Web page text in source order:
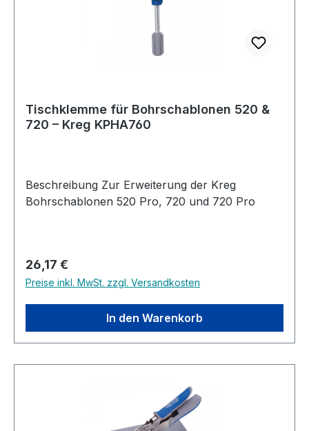
Tischklemme für Bohrschablonen 520 &
720 – Kreg KPHA760
Beschreibung Zur Erweiterung der Kreg
Bohrschablonen 520 Pro, 720 und 720 Pro
Regulärer Preis:
26,17 €
Preise inkl. MwSt. zzgl. Versandkosten
In den Warenkorb